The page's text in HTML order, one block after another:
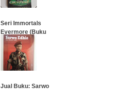
Seri Immortals
Evermore (Buku
Satu)
…
Jual Buku: Sarwo